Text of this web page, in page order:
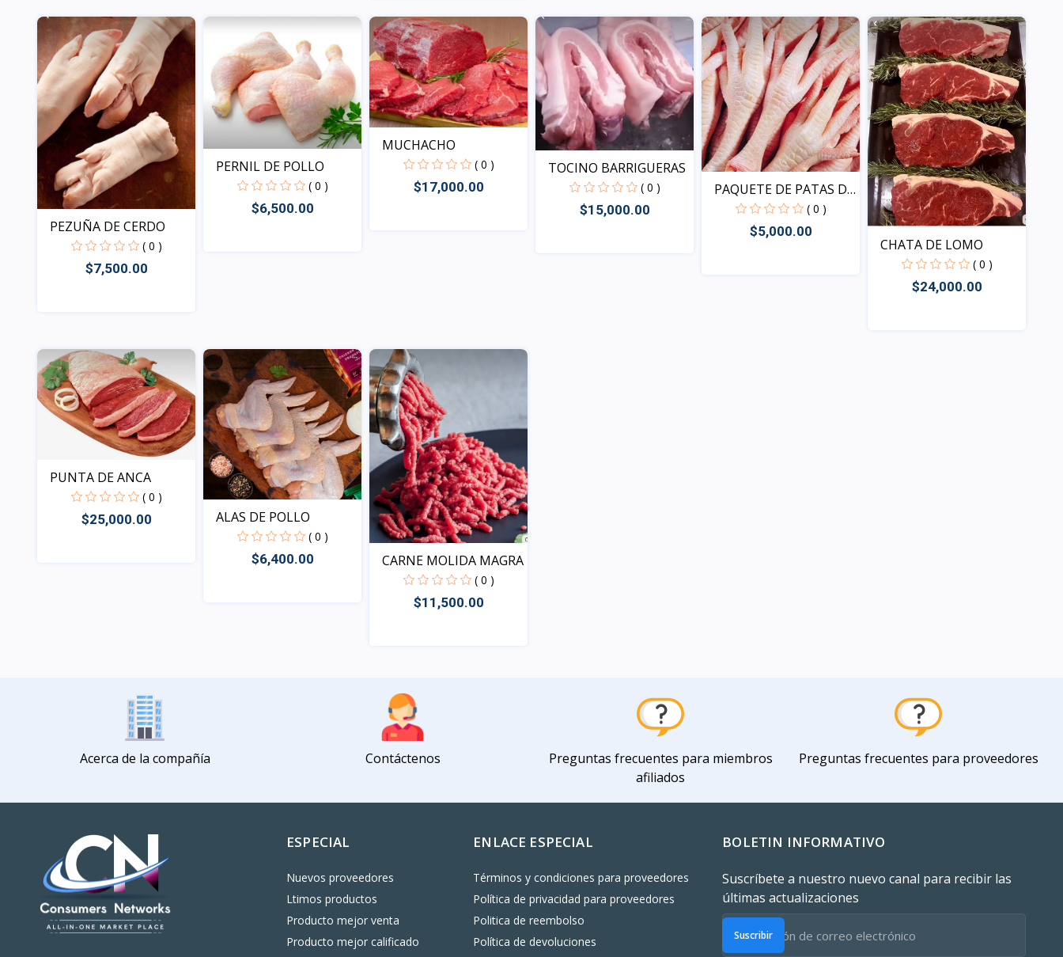
Vista
PEZUÑA DE CERDO
( 0 )
$7,500.00
PERNIL DE POLLO
( 0 )
$6,500.00
MUCHACHO
( 0 )
$17,000.00
TOCINO BARRIGUERAS
( 0 )
$15,000.00
PAQUETE DE PATAS DE
POL...
( 0 )
$5,000.00
CHATA DE LOMO
( 0 )
$24,000.00
PUNTA DE ANCA
( 0 )
$25,000.00 ALAS DE POLLO
( 0 )
$6,400.00 CARNE MOLIDA MAGRA
( 0 )
$11,500.00
Acerca de la compañía Contáctenos
Preguntas frecuentes para miembros
afiliados
Preguntas frecuentes para proveedores
ESPECIAL
Nuevos proveedores
Ltimos productos
Producto mejor venta
Producto mejor calificado
ENLACE ESPECIAL
Términos y condiciones para proveedores
Política de privacidad para proveedores
Politica de reembolso
Política de devoluciones
BOLETIN INFORMATIVO
Suscríbete a nuestro nuevo canal para recibir las
últimas actualizaciones
Suscribir